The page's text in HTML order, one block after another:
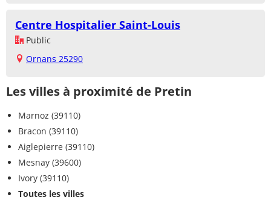
Centre Hospitalier Saint-Louis
Public
Ornans 25290
Les villes à proximité de Pretin
Marnoz (39110)
Bracon (39110)
Aiglepierre (39110)
Mesnay (39600)
Ivory (39110)
Toutes les villes